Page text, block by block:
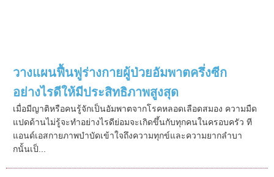
วางแผนฟื้นฟูร่างกายผู้ป่วยอัมพาตครึ่งซีก
อย่างไรดีให้มีประสิทธิภาพสูงสุด
เมื่อมีญาติหรือคนรู้จักเป็นอัมพาตจากโรคหลอดเลือดสมอง ความมืด
แปดด้านไม่รู้จะทำอย่างไรดีย่อมจะเกิดขึ้นกับทุกคนในครอบครัว ที
แอนด์เอสกายภาพบำบัดเข้าใจถึงความทุกข์และความยากลำบา
กนั้นเป็...